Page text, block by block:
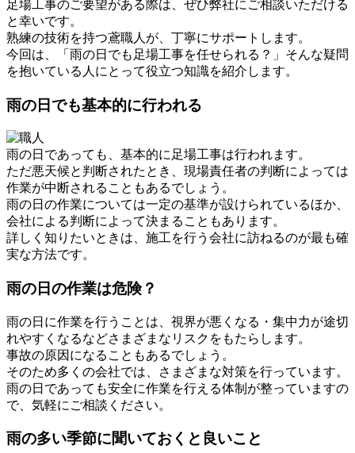
足場工事のご要望がある際は、ぜひ弊社にご相談いただける
と幸いです。
熟練の技術を持つ鳶職人が、丁寧にサポートします。
今回は、「雨の日でも足場工事を任せられる？」そんな疑問
を抱いている人にとって役立つ知識を紹介します。
雨の日でも基本的に行われる
雨の日であっても、基本的に足場工事は行われます。
ただ悪天候と判断されたとき、現場責任者の判断によっては
作業が中断されることもあるでしょう。
雨の日の作業については一定の基準が設けられているほか、
会社による判断によって決まることもあります。
詳しく知りたいときは、施工を行う会社に訪ねるのが最も確
実な方法です。
雨の日の作業は危険？
雨の日に作業を行うことは、視界が悪くなる・集中力が途切
れやすくなるなどさまざまなリスクをもたらします。
事故の原因になることもあるでしょう。
そのため多くの会社では、さまざまな対策を行っています。
雨の日であっても安全に作業を行える体制が整っていますの
で、気軽にご相談ください。
雨の多い季節に聞いておくと良いこと